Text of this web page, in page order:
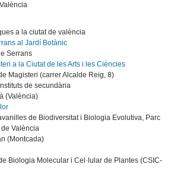
a la ciutat de valència
al Jardí Botànic
Serrans
a la Ciutat de les Arts i les Ciències
Magisteri (carrer Alcalde Reig, 8)
de secundària
(València)
de Biodiversitat i Biologia Evolutiva, Parc
València
(Montcada)
Biologia Molecular i Cel·lular de Plantes (CSIC-